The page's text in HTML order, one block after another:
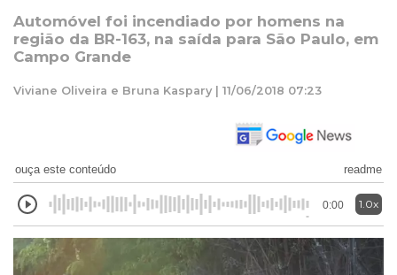
Automóvel foi incendiado por homens na
região da BR-163, na saída para São Paulo, em
Campo Grande
Viviane Oliveira e Bruna Kaspary | 11/06/2018 07:23
ouça este conteúdo readme
0:00 1.0x